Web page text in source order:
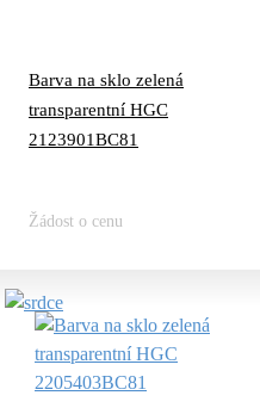
Barva na sklo zelená
transparentní HGC
2123901BC81
Žádost o cenu